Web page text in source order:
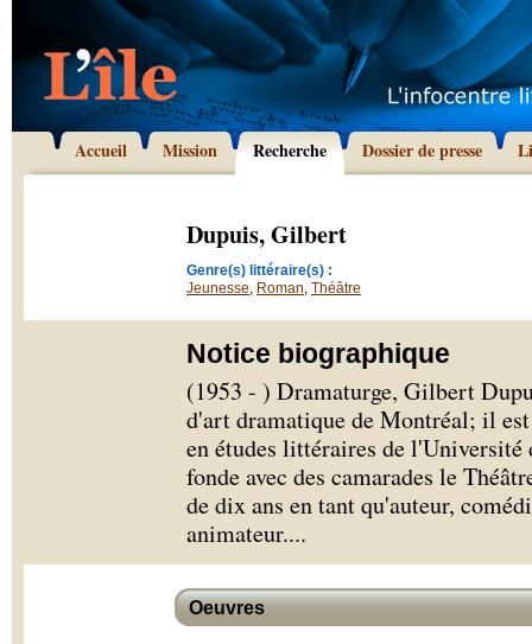
Accueil Mission Recherche Dossier de presse
Dupuis, Gilbert
Genre(s) littéraire(s) :
Jeunesse, Roman, Théâtre
Notice biographique
(1953 - ) Dramaturge, Gilbert
d'art dramatique de Montréal; il
en études littéraires de
fonde avec des camarades le
de dix ans en tant qu'auteur,
animateur....
Oeuvres